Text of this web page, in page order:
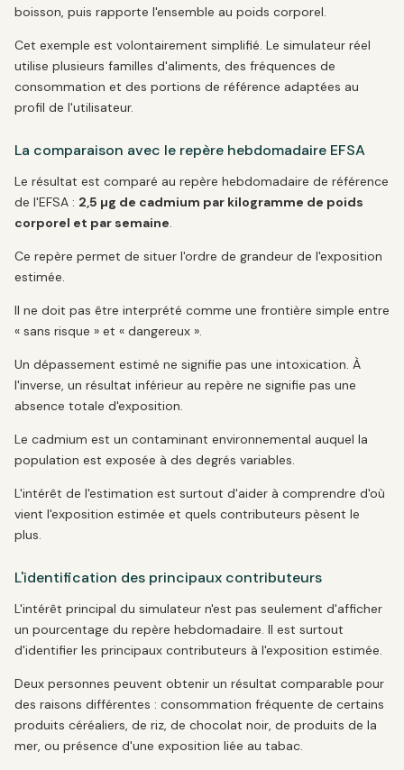
boisson, puis rapporte l'ensemble au poids corporel.
Cet exemple est volontairement simplifié. Le simulateur réel
utilise plusieurs familles d'aliments, des fréquences de
consommation et des portions de référence adaptées au
profil de l'utilisateur.
La comparaison avec le repère hebdomadaire EFSA
Le résultat est comparé au repère hebdomadaire de référence
de l'EFSA : 2,5 µg de cadmium par kilogramme de poids
corporel et par semaine.
Ce repère permet de situer l'ordre de grandeur de l'exposition
estimée.
Il ne doit pas être interprété comme une frontière simple entre
« sans risque » et « dangereux ».
Un dépassement estimé ne signifie pas une intoxication. À
l'inverse, un résultat inférieur au repère ne signifie pas une
absence totale d'exposition.
Le cadmium est un contaminant environnemental auquel la
population est exposée à des degrés variables.
L'intérêt de l'estimation est surtout d'aider à comprendre d'où
vient l'exposition estimée et quels contributeurs pèsent le
plus.
L'identification des principaux contributeurs
L'intérêt principal du simulateur n'est pas seulement d'afficher
un pourcentage du repère hebdomadaire. Il est surtout
d'identifier les principaux contributeurs à l'exposition estimée.
Deux personnes peuvent obtenir un résultat comparable pour
des raisons différentes : consommation fréquente de certains
produits céréaliers, de riz, de chocolat noir, de produits de la
mer, ou présence d'une exposition liée au tabac.